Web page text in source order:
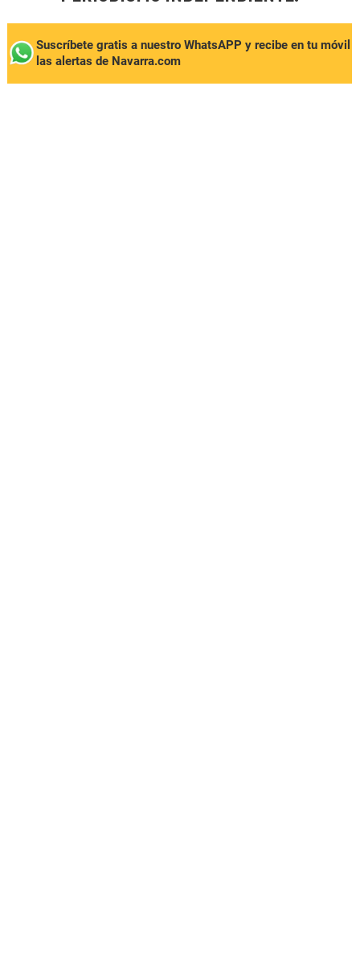
Suscríbete gratis a nuestro WhatsAPP y recibe en tu móvil
las alertas de Navarra.com